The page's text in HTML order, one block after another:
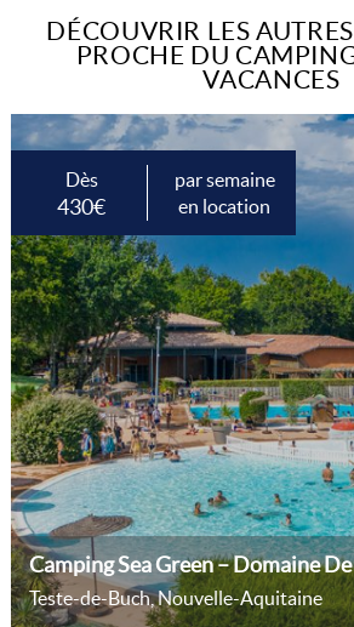
DÉCOUVRIR LES
PROCHE DU
VACANCES
Dès
430€
par semaine
en location
Camping Sea Green – Domaine
Teste-de-Buch, Nouvelle-Aquitaine